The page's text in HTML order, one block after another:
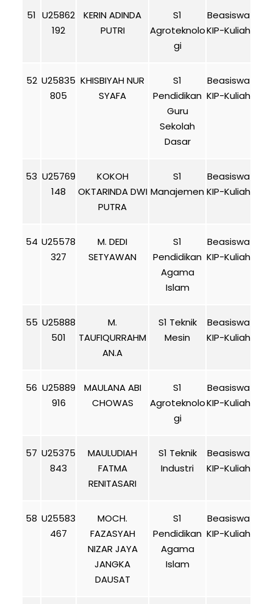
51 U25862
192
KERIN ADINDA
PUTRI
S1
Agroteknolo
gi
Beasiswa
KIP-Kuliah
52 U25835
805
KHISBIYAH NUR
SYAFA
S1
Pendidikan
Guru
Sekolah
Dasar
Beasiswa
KIP-Kuliah
53 U25769
148
KOKOH
OKTARINDA DWI
PUTRA
S1
Manajemen
Beasiswa
KIP-Kuliah
54 U25578
327
M. DEDI
SETYAWAN
S1
Pendidikan
Agama
Islam
Beasiswa
KIP-Kuliah
55 U25888
501
M.
TAUFIQURRAHM
AN.A
S1 Teknik
Mesin
Beasiswa
KIP-Kuliah
56 U25889
916
MAULANA ABI
CHOWAS
S1
Agroteknolo
gi
Beasiswa
KIP-Kuliah
57 U25375
843
MAULUDIAH
FATMA
RENITASARI
S1 Teknik
Industri
Beasiswa
KIP-Kuliah
58 U25583
467
MOCH.
FAZASYAH
NIZAR JAYA
JANGKA
DAUSAT
S1
Pendidikan
Agama
Islam
Beasiswa
KIP-Kuliah